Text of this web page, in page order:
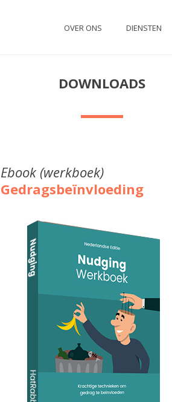
OVER ONS DIENSTEN
DOWNLOADS
Ebook (werkboek)
Gedragsbeïnvloeding